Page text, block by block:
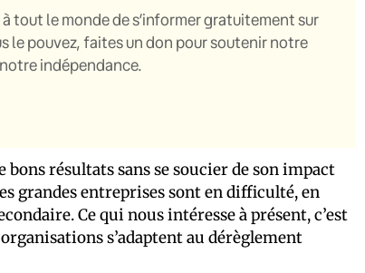
tout le monde de s’informer gratuitement sur
le pouvez, faites un don pour soutenir notre
indépendance.
résultats sans se soucier de son impact
grandes entreprises sont en difficulté, en
Ce qui nous intéresse à présent, c’est
s’adaptent au dérèglement